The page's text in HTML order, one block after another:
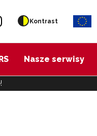
Kontrast
Nasze serwisy